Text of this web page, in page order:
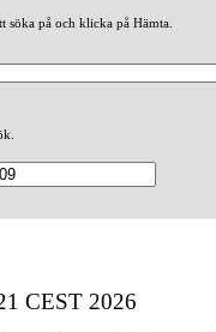
söka på och klicka på Hämta.
CEST 2026